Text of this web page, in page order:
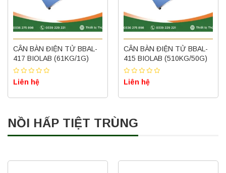
CÂN BÀN ĐIỆN TỬ BBAL-
417 BIOLAB (61KG/1G)
Liên hệ
CÂN BÀN ĐIỆN TỬ BBAL-
415 BIOLAB (510KG/50G)
Liên hệ
NỒI HẤP TIỆT TRÙNG